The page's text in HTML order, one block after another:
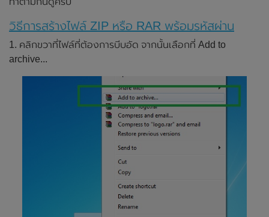
วิธีการสร้างไฟล์ ZIP หรือ RAR พร้อมรหัสผ่าน
1. คลิกขวาที่ไฟล์ที่ต้องการบีบอัด จากนั้นเลือกที่ Add to
archive...